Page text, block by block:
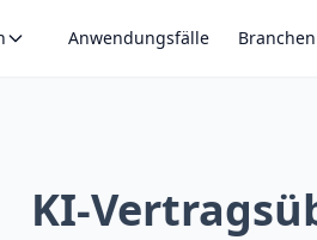
Anwendungsfälle Branchen
KI-